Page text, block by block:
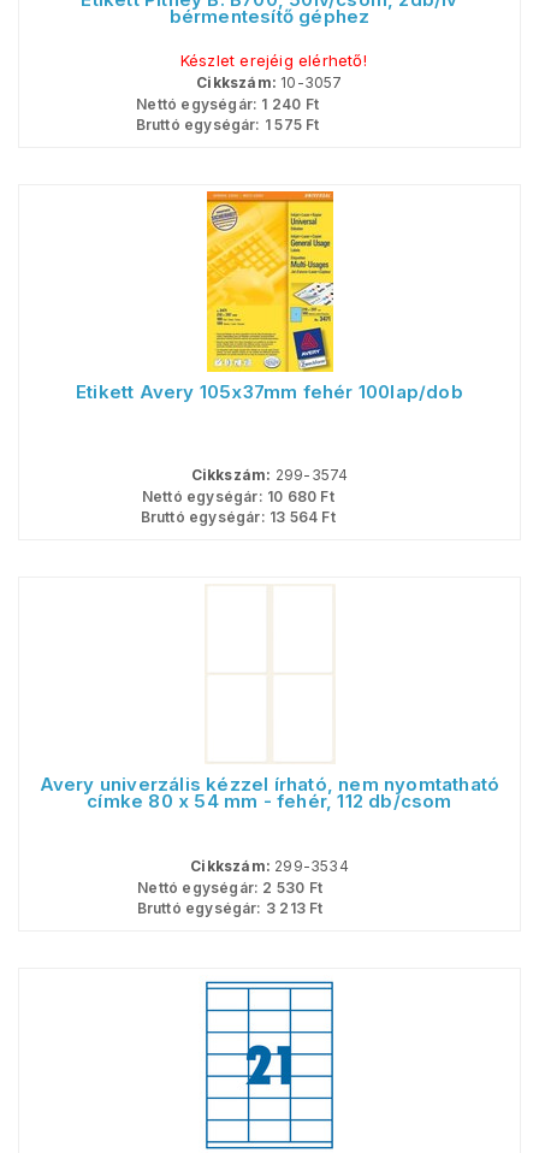
bérmentesítő géphez
Készlet erejéig elérhető!
Cikkszám: 10-3057
Nettó egységár: 1 240 Ft
Bruttó egységár: 1 575Ft
Etikett Avery 105x37mm fehér 100lap/dob
Cikkszám: 299-3574
Nettó egységár: 10 680 Ft
Bruttó egységár: 13 564 Ft
Avery univerzális kézzel írható, nem nyomtatható
címke 80 x 54 mm - fehér, 112 db/csom
Cikkszám: 299-3534
Nettó egységár: 2 530 Ft
Bruttó egységár: 3 213Ft